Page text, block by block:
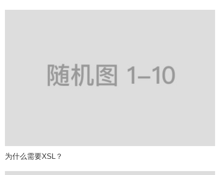
为什么需要XSL？